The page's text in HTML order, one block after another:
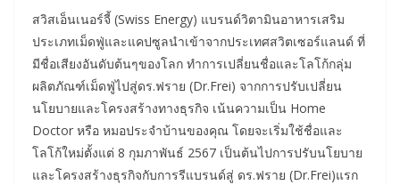
สวิสเอ็นเนอร์จี้ (Swiss Energy) แบรนด์วิตามินอาหารเสริม
ประเภทเม็ดฟู่และแคปซูลนำเข้าจากประเทศสวิตเซอร์แลนด์ ที่
มีชื่อเสียงอันดับต้นๆของโลก ทำการเปลี่ยนชื่อและโลโก้กลุ่ม
ผลิตภัณฑ์เม็ดฟู่ไปสู่ดร.ฟราย (Dr.Frei) จากการปรับเปลี่ยน
นโยบายและโครงสร้างทางธุรกิจ เน้นความเป็น Home
Doctor หรือ หมอประจำบ้านของคุณ โดยจะเริ่มใช้ชื่อและ
โลโก้ใหม่ตั้งแต่ 8 กุมภาพันธ์ 2567 เป็นต้นไปการปรับนโยบาย
และโครงสร้างธุรกิจกับการรีแบรนด์สู่ ดร.ฟราย (Dr.Frei)แรก